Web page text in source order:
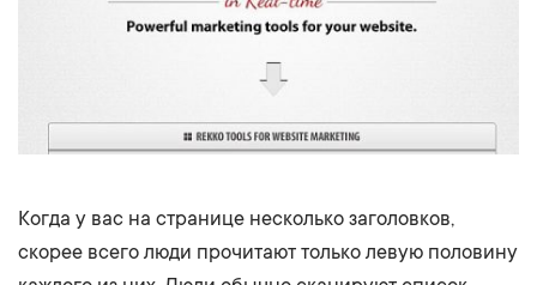
Когда у вас на странице несколько заголовков,
скорее всего люди прочитают только левую половину